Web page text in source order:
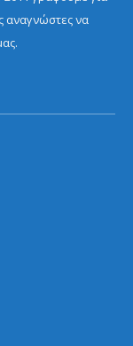
αναγνώστες να